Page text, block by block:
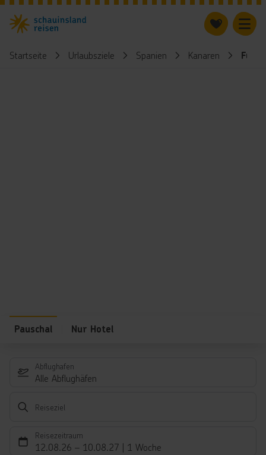
Startseite Urlaubsziele Spanien Kanaren
Pauschal Nur Hotel
Abflughafen
Alle Abflughäfen
Reiseziel
Reisezeitraum
12.08.26 – 10.08.27 1 Woche